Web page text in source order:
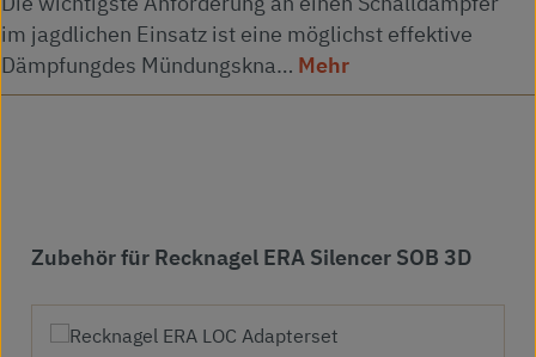
Die wichtigste Anforderung an einen Schalldämpfer
im jagdlichen Einsatz ist eine möglichst effektive
Dämpfungdes Mündungskna… Mehr
Produktgalerie überspringen
Zubehör für Recknagel ERA Silencer SOB 3D